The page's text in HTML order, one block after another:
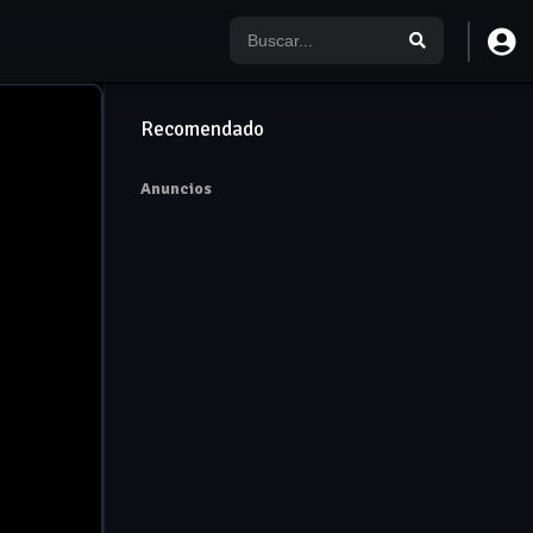
Recomendado
Anuncios